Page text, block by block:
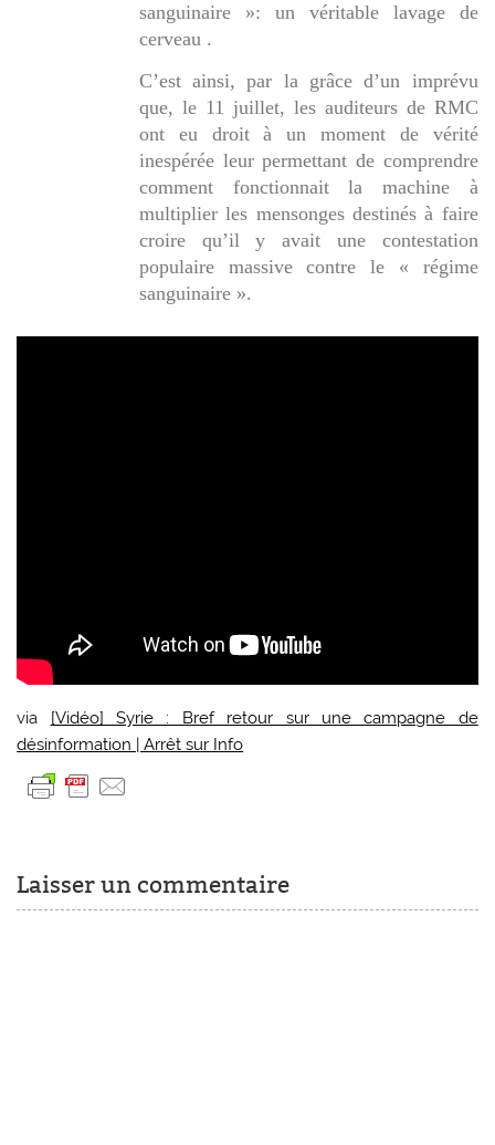
sanguinaire»: un véritable lavage de
cerveau .
C’est ainsi, par la grâce d’un imprévu
que, le 11 juillet, les auditeurs de RMC
ont eu droit à un moment de vérité
inespérée leur permettant de comprendre
comment fonctionnait la machine à
multiplier les mensonges destinés à faire
croire qu’il y avait une contestation
populaire massive contre le « régime
sanguinaire ».
via [Vidéo] Syrie : Bref retour sur une campagne de
désinformation | Arrêt sur Info
Laisser un commentaire